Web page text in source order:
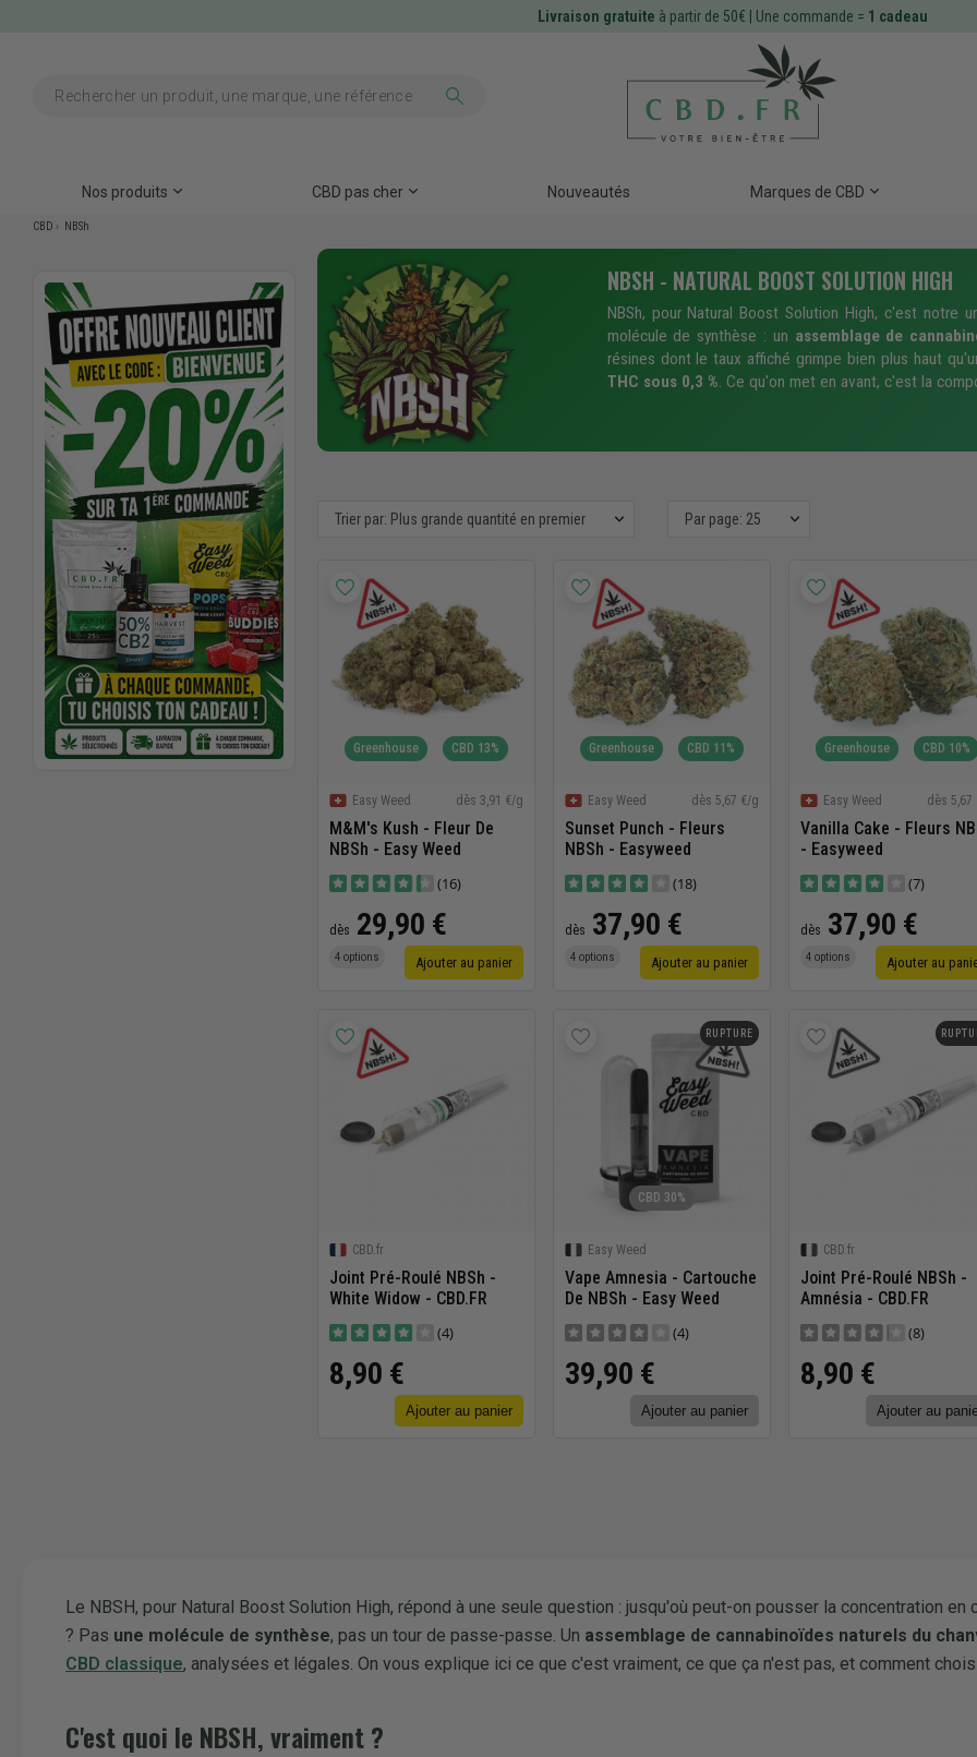
Livraison gratuite à partir de 50€ | Une commande = 1 cadeau
Nos produits CBD pas cher Nouveautés Marques de CBD
CBD NBSh
NBSH - NATURAL BOOST SOLUTION HIGH
NBSh, pour Natural Boost Solution High, c'est notre
molécule de synthèse : un assemblage de
résines dont le taux affiché grimpe bien plus haut
THC sous 0,3 %. Ce qu'on met en avant, c'est la
Trier par: Plus grande quantité en premier Par page: 25
Greenhouse CBD 13%
Easy Weed dès 3,91 €/g
M&m's Kush - Fleur De
NBSh - Easy Weed
(16)
dès 29,90 €
4 options Ajouter au panier
Greenhouse CBD 11%
Easy Weed dès 5,67 €/g
Sunset Punch - Fleurs
NBSh - Easyweed
(18)
dès 37,90 €
4 options Ajouter au panier
Greenhouse CBD 10%
Easy Weed dès 5,67
Vanilla Cake - Fleurs
- Easyweed
(7)
dès 37,90 €
4 options Ajouter au
CBD.fr
Joint Pré-Roulé NBSh -
White Widow - CBD.FR
(4)
8,90 €
Ajouter au panier
RUPTURE
CBD 30%
Easy Weed
Vape Amnesia - Cartouche
De NBSh - Easy Weed
(4)
39,90 €
Ajouter au panier
CBD.fr
Joint Pré-Roulé NBSh -
Amnésia - CBD.FR
(8)
8,90 €
Ajouter au
Le NBSH, pour Natural Boost Solution High, répond à une seule question : jusqu'où peut-on pousser la concentration
? Pas une molécule de synthèse, pas un tour de passe-passe. Un assemblage de cannabinoïdes naturels du
CBD classique, analysées et légales. On vous explique ici ce que c'est vraiment, ce que ça n'est pas, et comment
C'est quoi le NBSH, vraiment ?